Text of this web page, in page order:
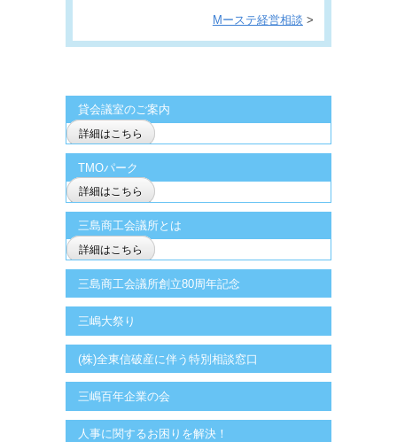
Mーステ経営相談 >
貸会議室のご案内
詳細はこちら
TMOパーク
詳細はこちら
三島商工会議所とは
詳細はこちら
三島商工会議所創立80周年記念
三嶋大祭り
(株)全東信破産に伴う特別相談窓口
三嶋百年企業の会
人事に関するお困りを解決！